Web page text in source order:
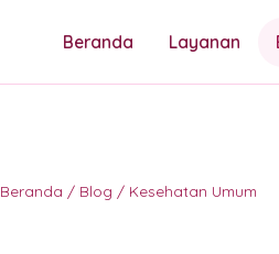
Beranda Layanan
Beranda / Blog / Kesehatan Umum